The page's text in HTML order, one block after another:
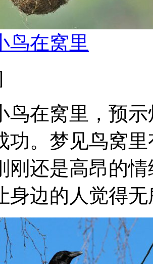
鸟在窝里
鸟在窝里，预
功。梦见鸟窝
刚还是高昂的
身边的人觉得